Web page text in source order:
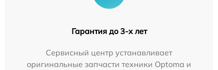
Гарантия до 3-х лет
Сервисный центр устанавливает
оригинальные запчасти техники Optoma и